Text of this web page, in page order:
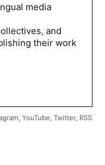
media
and
their work
, YouTube, Twitter, RSS